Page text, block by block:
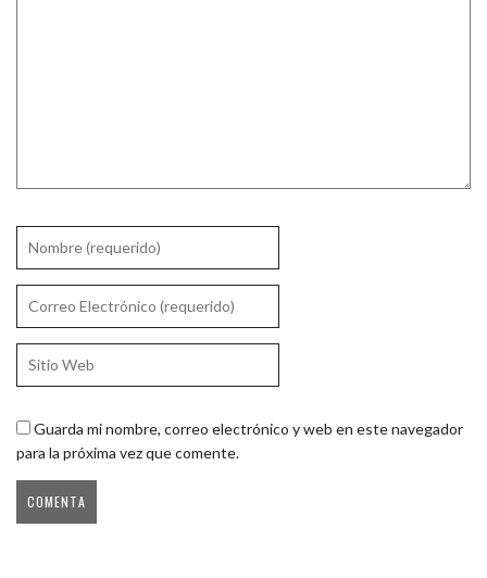
Guarda mi nombre, correo electrónico y web en este navegador
para la próxima vez que comente.